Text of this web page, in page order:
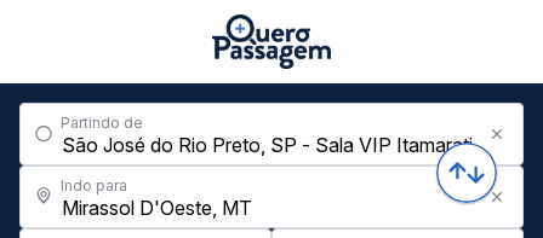
Partindo de
Indo para